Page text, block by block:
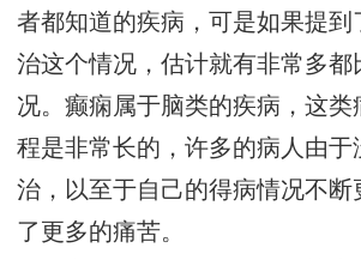
者都知道的疾病，可是如果提到
治这个情况，估计就有非常多都
况。癫痫属于脑类的疾病，这
程是非常长的，许多的病人由于
治，以至于自己的得病情况不断
了更多的痛苦。